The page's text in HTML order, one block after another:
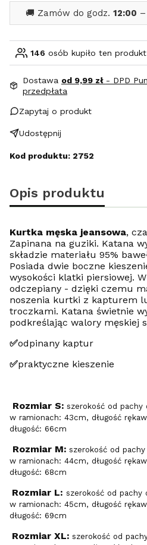
🚚 Zamów do godz. 12:00
146 osób kupiło ten produkt
Dostawa od 9,99 zł - DPD
przedpłata
Zapytaj o produkt
Udostępnij
Kod produktu: 2752
Opis produktu
Kurtka męska jeansowa,
Zapinana na guziki. Katana
składzie materiału 95%
Posiada dwie boczne
wysokości klatki piersiowej.
odczepiany - dzięki czemu
noszenia kurtki z kapturem
troczkami. Katana świetnie
podkreślając walory męskiej
✅odpinany kaptur
✅praktyczne kieszenie
Rozmiar S: szerokość od pachy
w ramionach: 43cm, długość
długość: 66cm
Rozmiar M: szerokość od
w ramionach: 44cm, długość
długość: 68cm
Rozmiar L: szerokość od pachy
w ramionach: 45cm, długość
długość: 69cm
Rozmiar XL: szerokość od